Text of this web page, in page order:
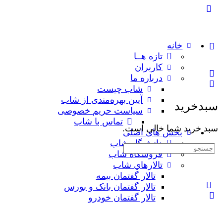
خانه
تازه هــا
کاربران
درباره ما
شاب چیست
آیین بهره‌مندی از شاب
سیاست حریم خصوصی
تماس با شاب
بخش های اصلی
دانش‌گاه شاب
فروشگاه شاب
تالارهاي شاب
تالار گفتمان بیمه
تالار گفتمان بانک و بورس
تالار گفتمان خودرو
سبدخرید
سبد خرید شما خالی است.
جستجوی: